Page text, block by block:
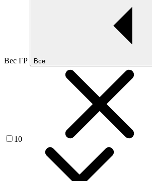
Вес ГР Все
10